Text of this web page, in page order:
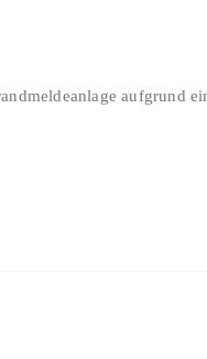
aufgrund